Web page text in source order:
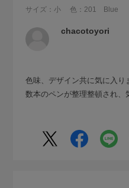
サイズ：小 色：201 Blue
chacotoyori
色味、デザイン共に気に入り
数本のペンが整理整頓され、